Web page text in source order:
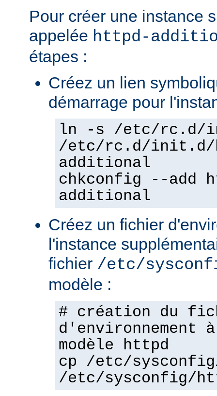
Pour créer une instance
appelée httpd-
étapes :
Créez un lien
démarrage pour
ln -s /etc/rc.d/
/etc/rc.d/init.d/
additional
chkconfig --add
additional
Créez un fichier
l'instance
fichier /etc/
modèle :
# création du
d'environnement
modèle httpd
cp /etc/
/etc/sysconfig/